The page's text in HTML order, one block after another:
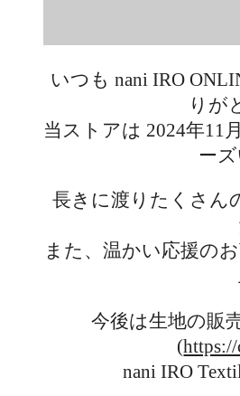
いつも nani IRO
りが
当ストアは 2024年11
ー
長きに渡りたくさん
また、温かい応援の
今後は生地の販
(https://
nani IRO